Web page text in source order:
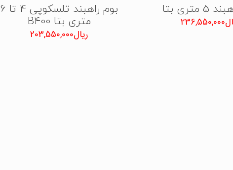
بتا
236,550,000
بوم راهبند تلسکوپی 4 تا 6
متری بتا B400
ریال203,550,000